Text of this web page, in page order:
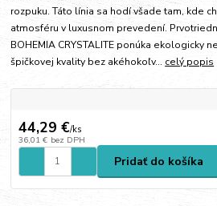
rozpuku. Táto línia sa hodí všade tam, kde
atmosféru v luxusnom prevedení.
BOHEMIA CRYSTALITE ponúka ekologicky
špičkovej kvality bez akéhokoľv... celý popis
44,29 €/ks
36,01 € bez DPH
Pridať do košíka